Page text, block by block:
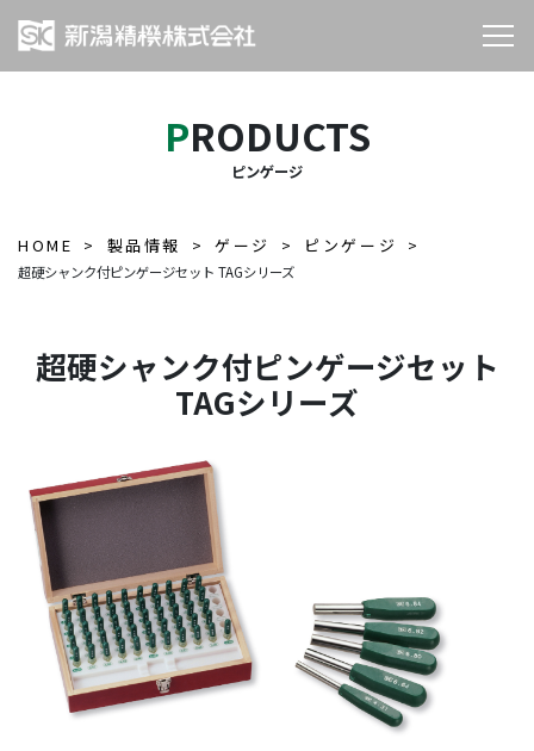
PRODUCTS
ピンゲージ
HOME 製品情報 ゲージ ピンゲージ
超硬シャンク付ピンゲージセット TAGシリーズ
超硬シャンク付ピンゲージセット
TAGシリーズ